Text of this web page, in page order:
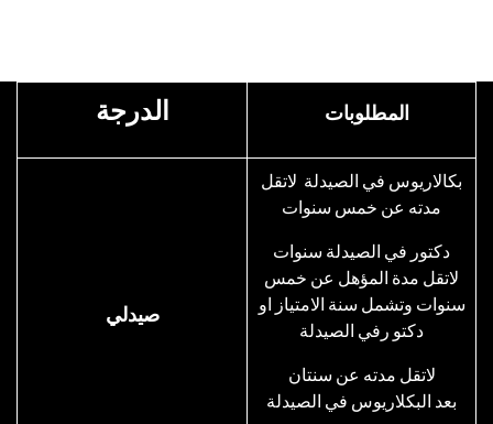
المطلوبات الدرجة
بكالاريوس في الصيدلة لاتقل
مدته عن خمس سنوات
دكتور في الصيدلة سنوات
لاتقل مدة المؤهل عن خمس
سنوات وتشمل سنة الامتياز او
دكتو رفي الصيدلة
لاتقل مدته عن سنتان
بعد البكلاريوس في الصيدلة
صيدلي